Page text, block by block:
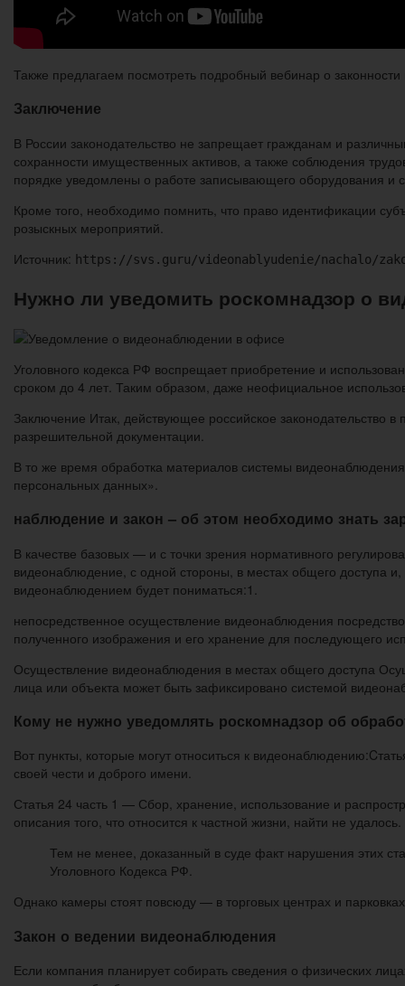
Также предлагаем посмотреть подробный вебинар о
Заключение
В России законодательство не запрещает гражданам и
сохранности имущественных активов, а также соблюдения
порядке уведомлены о работе записывающего оборудования и
Кроме того, необходимо помнить, что право идентификации
розыскных мероприятий.
Источник: https://svs.guru/videonablyudenie/nachalo/
Нужно ли уведомить роскомнадзор о
Уголовного кодекса РФ воспрещает приобретение и
сроком до 4 лет. Таким образом, даже неофициальное
Заключение Итак, действующее российское законодательство
разрешительной документации.
В то же время обработка материалов системы
персональных данных».
наблюдение и закон – об этом необходимо знать
В качестве базовых — и с точки зрения нормативного
видеонаблюдение, с одной стороны, в местах общего доступа
видеонаблюдением будет пониматься:1.
непосредственное осуществление видеонаблюдения
полученного изображения и его хранение для последующего
Осуществление видеонаблюдения в местах общего доступа
лица или объекта может быть зафиксировано системой
Кому не нужно уведомлять роскомнадзор об
Вот пункты, которые могут относиться к
своей чести и доброго имени.
Статья 24 часть 1 — Сбор, хранение, использование и
описания того, что относится к частной жизни, найти не удалось.
Тем не менее, доказанный в суде факт нарушения этих
Уголовного Кодекса РФ.
Однако камеры стоят повсюду — в торговых центрах и
Закон о ведении видеонаблюдения
Если компания планирует собирать сведения о физических